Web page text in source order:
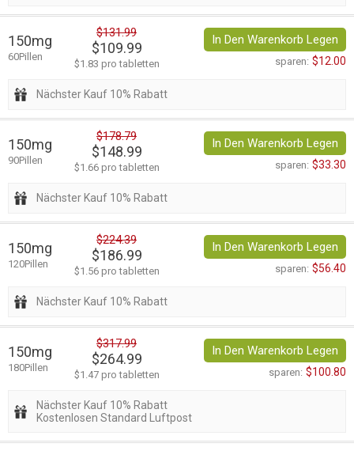
150mg
60Pillen
$131.99
$109.99
$1.83 pro tabletten
In Den Warenkorb Legen
sparen: $12.00
Nächster Kauf 10% Rabatt
150mg
90Pillen
$178.79
$148.99
$1.66 pro tabletten
In Den Warenkorb Legen
sparen: $33.30
Nächster Kauf 10% Rabatt
150mg
120Pillen
$224.39
$186.99
$1.56 pro tabletten
In Den Warenkorb Legen
sparen: $56.40
Nächster Kauf 10% Rabatt
150mg
180Pillen
$317.99
$264.99
$1.47 pro tabletten
In Den Warenkorb Legen
sparen: $100.80
Nächster Kauf 10% Rabatt
Kostenlosen Standard Luftpost